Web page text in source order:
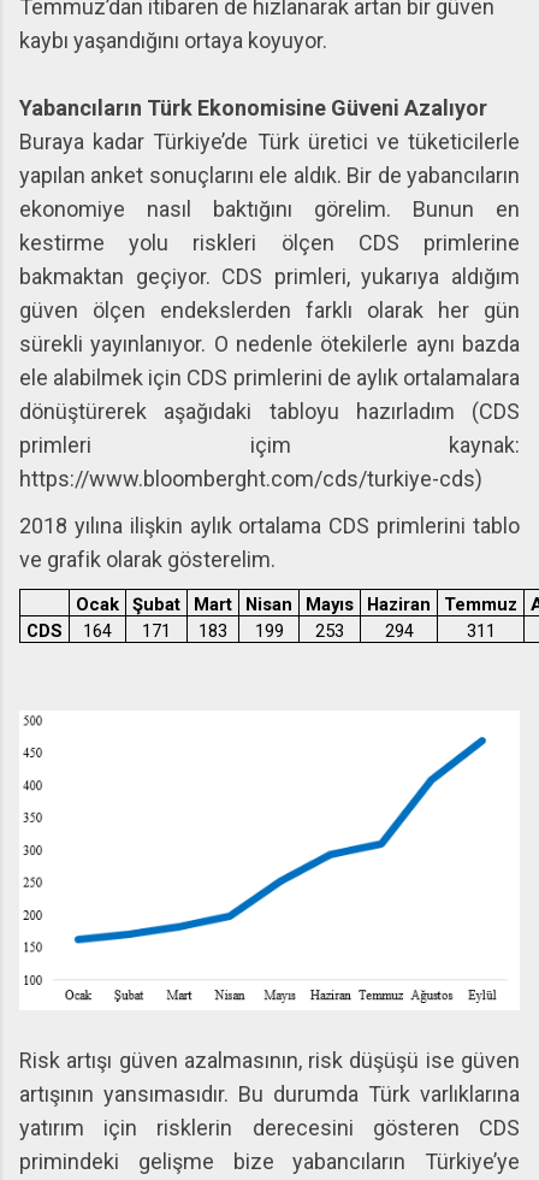
Temmuz’dan itibaren de hızlanarak artan bir güven
kaybı yaşandığını ortaya koyuyor.
Yabancıların Türk Ekonomisine Güveni Azalıyor
Buraya kadar Türkiye’de Türk üretici ve tüketicilerle
yapılan anket sonuçlarını ele aldık. Bir de yabancıların
ekonomiye nasıl baktığını görelim. Bunun en
kestirme yolu riskleri ölçen CDS primlerine
bakmaktan geçiyor. CDS primleri, yukarıya aldığım
güven ölçen endekslerden farklı olarak her gün
sürekli yayınlanıyor. O nedenle ötekilerle aynı bazda
ele alabilmek için CDS primlerini de aylık ortalamalara
dönüştürerek aşağıdaki tabloyu hazırladım (CDS
primleri içim kaynak:
https://www.bloomberght.com/cds/turkiye-cds)
2018 yılına ilişkin aylık ortalama CDS primlerini tablo
ve grafik olarak gösterelim.
Ocak Şubat Mart Nisan Mayıs Haziran Temmuz
CDS
164 171 183 199 253 294 311
Risk artışı güven azalmasının, risk düşüşü ise güven
artışının yansımasıdır. Bu durumda Türk varlıklarına
yatırım için risklerin derecesini gösteren CDS
primindeki gelişme bize yabancıların Türkiye’ye